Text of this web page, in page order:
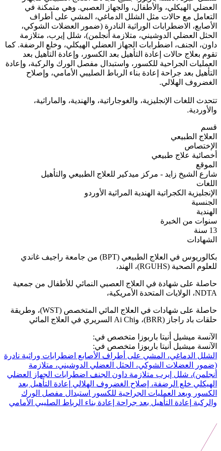
العضلي الهيكلي، والأطفال، والجهاز العصبي. وهي متمكنة في
التعامل مع حالات مثل الشلل الدماغي، المشي على أطراف
الأصابع، الاضطرابات الوراثية النادرة (ضمور العضلات الشوكي،
الحثل العضلي الدوشيني، متلازمة أنجلمن)، شلل إيرب، متلازمة
داون، الجنف، اضطرابات الجهاز العضلي الهيكلي، وخلع الرضفة. كما
تقوم بعلاج حالات إعادة التأهيل بعد الكسور، وإعادة التأهيل بعد
العمليات الجراحية للكسور، واستبدال مفصل الورك والركبة، وإعادة
التأهيل بعد جراحة إعادة بناء الرباط الصليبي الأمامي، وإصلاح
الغضروف الهلالي.
تتحدث اللغات الإنجليزية، والغوجاراتية، والهندية، والماراثية،
والأوردية.
قسم
العلاج الطبيعي
الإختصاص
أخصائية علاج طبيعي
الموقع
شارع الشيخ زايد - مركز ميدكير للعلاج الطبيعي والتأهيل
اللغات
الإنجليزية الكجراتية الهندية المراثية الأوردو
الجنسية
الهندية
سنوات من الخبرة
13 سنة
الشهادات
بكالوريوس في العلاج الطبيعي (BPT) من جامعة راجيف غاندي
للعلوم الصحية (RGUHS)، الهند،
حاصلة على شهادة في العلاج العصبي النمائي للأطفال من جمعية
NDTA، الولايات المتحدة الأمريكية،
حاصلة على شهادات في العلاج المائي المتخصص (WST)، وطريقة
حلقات باد راجاز (BRR)، وAi Chi السريري في العلاج المائي
الآنسة ميشيل أنيتا باربوزا متخصص في:
الآنسة ميشيل أنيتا باربوزا متخصص في:
الشلل الدماغي، المشي على أطراف الأصابع اضطرابات وراثية نادرة
(ضمور العضلات الشوكي، الحثل العضلي الدوشيني، متلازمة
أنجلمن)، شلل إيرب متلازمة داون الجنف اضطرابات الجهاز العضلي
الهيكلي خلع الرضفة، إصلاح الغضروف الهلالي
إعادة التأهيل بعد
الكسور وبعد العمليات الجراحية للكسور
استبدال مفصل الورك
والركبة
إعادة التأهيل بعد جراحة إعادة بناء الرباط الصليبي الأمامي